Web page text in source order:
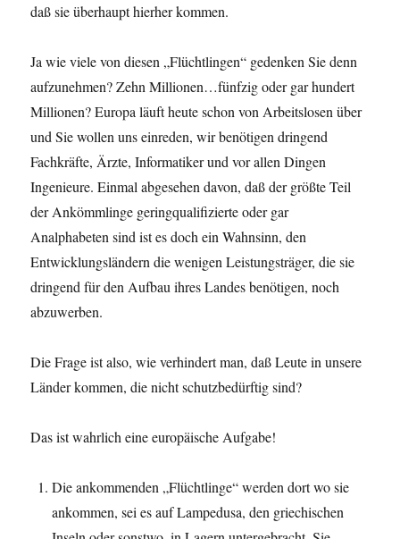
daß sie überhaupt hierher kommen.
Ja wie viele von diesen „Flüchtlingen“ gedenken Sie denn
aufzunehmen? Zehn Millionen…fünfzig oder gar hundert
Millionen? Europa läuft heute schon von Arbeitslosen über
und Sie wollen uns einreden, wir benötigen dringend
Fachkräfte, Ärzte, Informatiker und vor allen Dingen
Ingenieure. Einmal abgesehen davon, daß der größte Teil
der Ankömmlinge geringqualifizierte oder gar
Analphabeten sind ist es doch ein Wahnsinn, den
Entwicklungsländern die wenigen Leistungsträger, die sie
dringend für den Aufbau ihres Landes benötigen, noch
abzuwerben.
Die Frage ist also, wie verhindert man, daß Leute in unsere
Länder kommen, die nicht schutzbedürftig sind?
Das ist wahrlich eine europäische Aufgabe!
Die ankommenden „Flüchtlinge“ werden dort wo sie
ankommen, sei es auf Lampedusa, den griechischen